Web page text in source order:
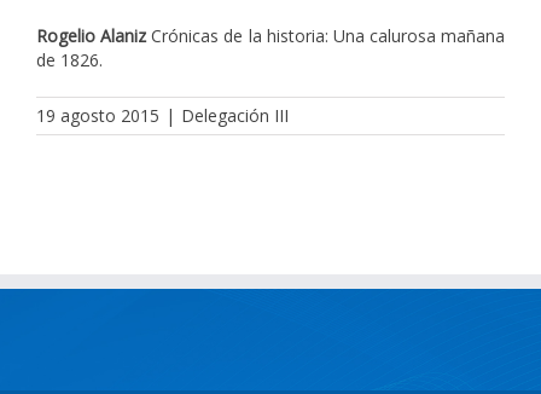
Rogelio Alaniz Crónicas de la historia: Una calurosa mañana
de 1826.
19 agosto 2015 | Delegación III